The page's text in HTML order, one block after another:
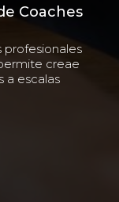
Coaches
profesionales
creae
a escalas